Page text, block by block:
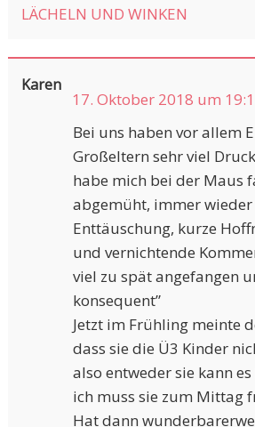
LÄCHELN UND WINKEN
Karen
17. Oktober 2018 um
Bei uns haben vor allem
Großeltern sehr viel
habe mich bei der Maus
abgemüht, immer wieder
Enttäuschung, kurze
und vernichtende
viel zu spät angefangen
konsequent”
Jetzt im Frühling meinte
dass sie die Ü3 Kinder
also entweder sie kann
ich muss sie zum Mittag
Hat dann